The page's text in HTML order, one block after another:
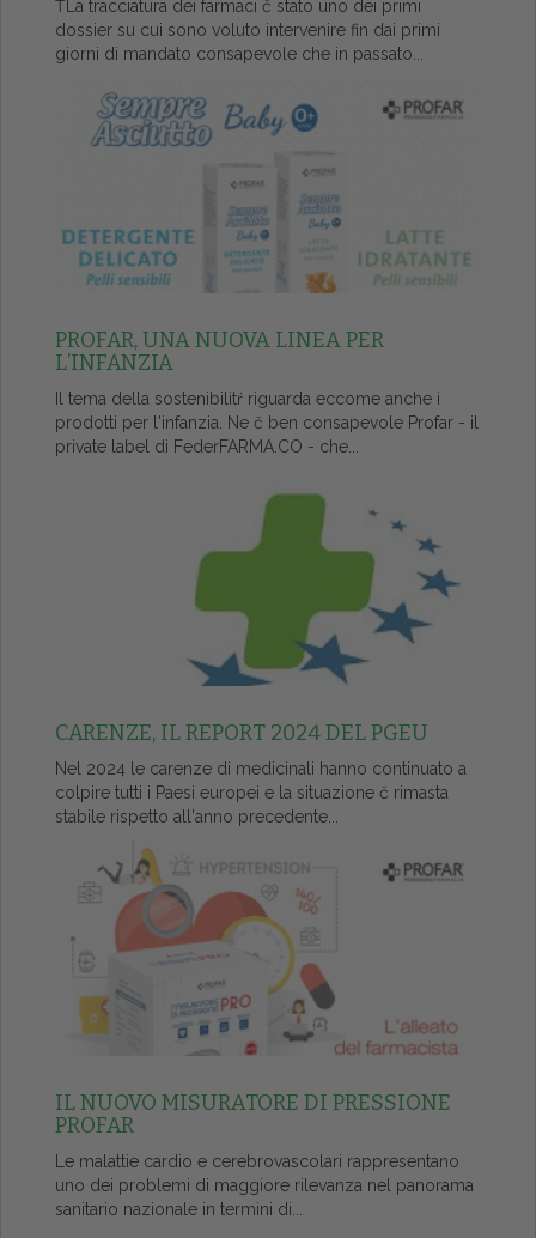
ŤLa tracciatura dei farmaci č stato uno dei primi
dossier su cui sono voluto intervenire fin dai primi
giorni di mandato consapevole che in passato...
PROFAR, UNA NUOVA LINEA PER
L’INFANZIA
Il tema della sostenibilitŕ riguarda eccome anche i
prodotti per l'infanzia. Ne č ben consapevole Profar - il
private label di FederFARMA.CO - che...
CARENZE, IL REPORT 2024 DEL PGEU
Nel 2024 le carenze di medicinali hanno continuato a
colpire tutti i Paesi europei e la situazione č rimasta
stabile rispetto all'anno precedente...
IL NUOVO MISURATORE DI PRESSIONE
PROFAR
Le malattie cardio e cerebrovascolari rappresentano
uno dei problemi di maggiore rilevanza nel panorama
sanitario nazionale in termini di...